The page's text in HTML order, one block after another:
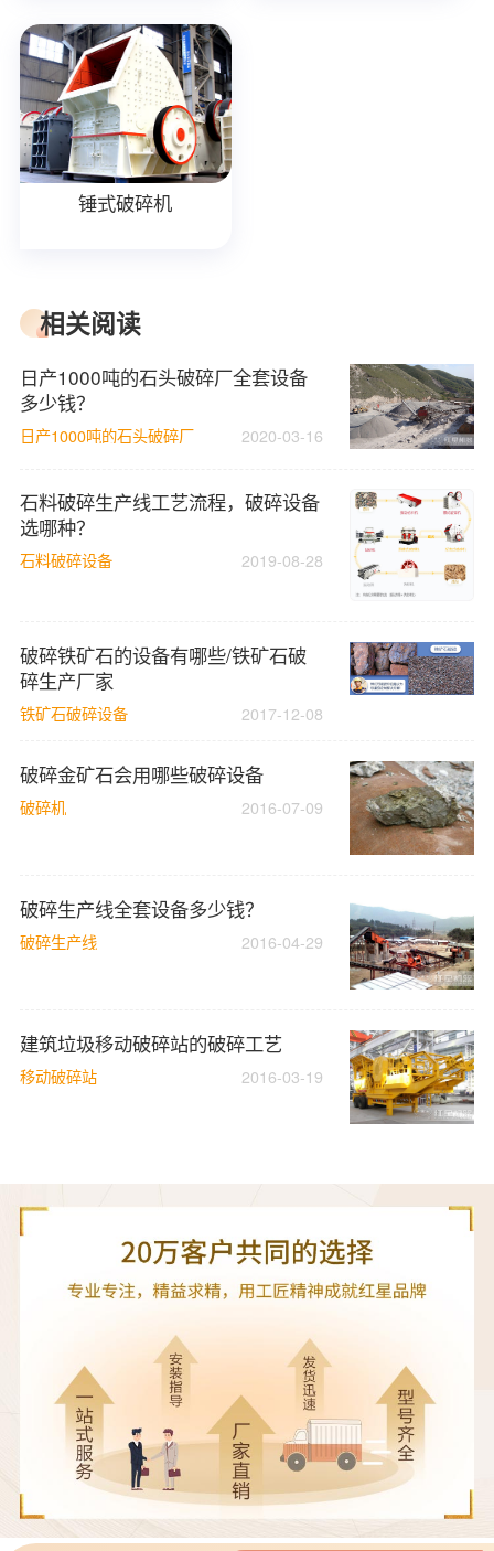
锤式破碎机
相关阅读
日产1000吨的石头破碎厂全套设备
多少钱？
日产1000吨的石头破碎厂 2020-03-16
石料破碎生产线工艺流程，破碎设备
选哪种？
石料破碎设备 2019-08-28
破碎铁矿石的设备有哪些/铁矿石破
碎生产厂家
铁矿石破碎设备 2017-12-08
破碎金矿石会用哪些破碎设备
破碎机 2016-07-09
破碎生产线全套设备多少钱？
破碎生产线 2016-04-29
建筑垃圾移动破碎站的破碎工艺
移动破碎站 2016-03-19